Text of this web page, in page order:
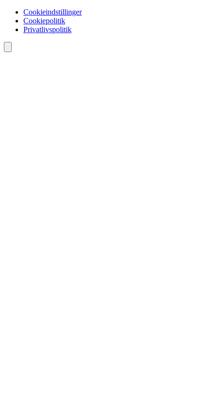
Cookieindstillinger
Cookiepolitik
Privatlivspolitik